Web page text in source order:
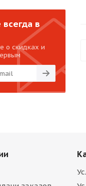
всегда в
о скидках и